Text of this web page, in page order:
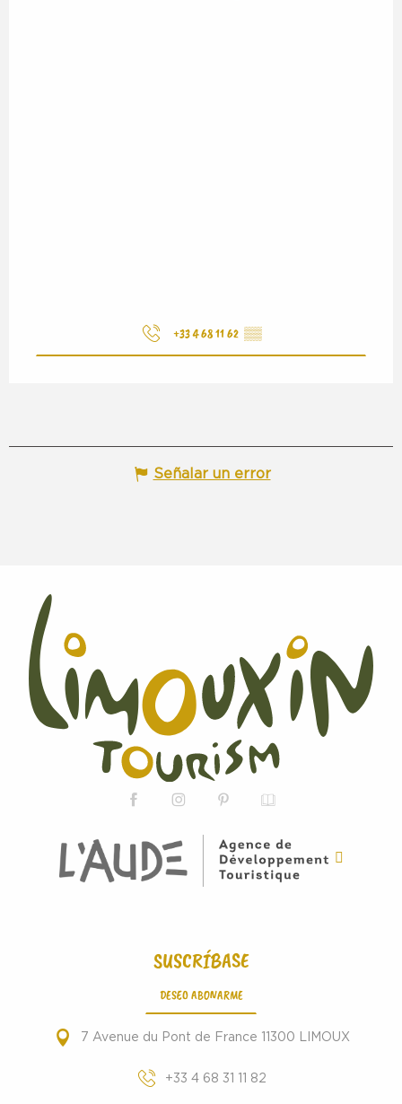
+33 4 68 11 62 ▒▒
Señalar un error
SUSCRÍBASE
DESEO ABONARME
7 Avenue du Pont de France 11300 LIMOUX
+33 4 68 31 11 82